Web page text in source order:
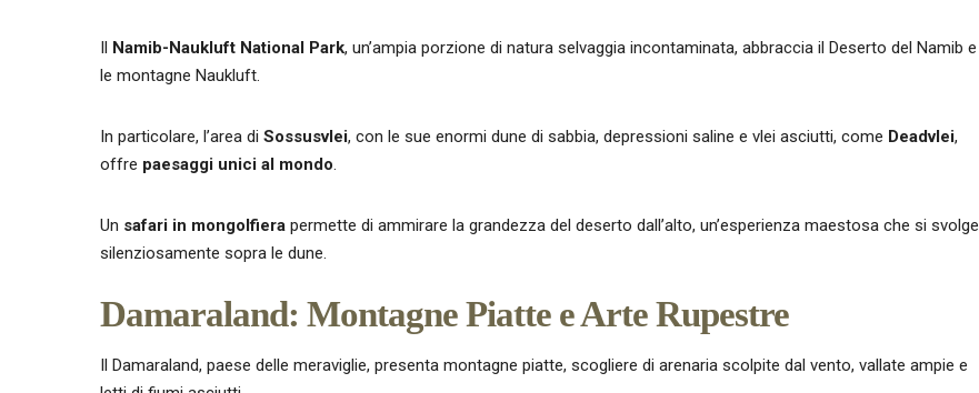
Il Namib-Naukluft National Park, un’ampia porzione di natura selvaggia incontaminata, abbraccia il Deserto del Namib e
le montagne Naukluft.
In particolare, l’area di Sossusvlei, con le sue enormi dune di sabbia, depressioni saline e vlei asciutti, come Deadvlei,
offre paesaggi unici al mondo
Un safari in mongolfiera permette di ammirare la grandezza del deserto dall’alto, un’esperienza maestosa che si svolge
silenziosamente sopra le dune.
Damaraland: Montagne Piatte e Arte Rupestre
Il Damaraland, paese delle meraviglie, presenta montagne piatte, scogliere di arenaria scolpite dal vento, vallate ampie e